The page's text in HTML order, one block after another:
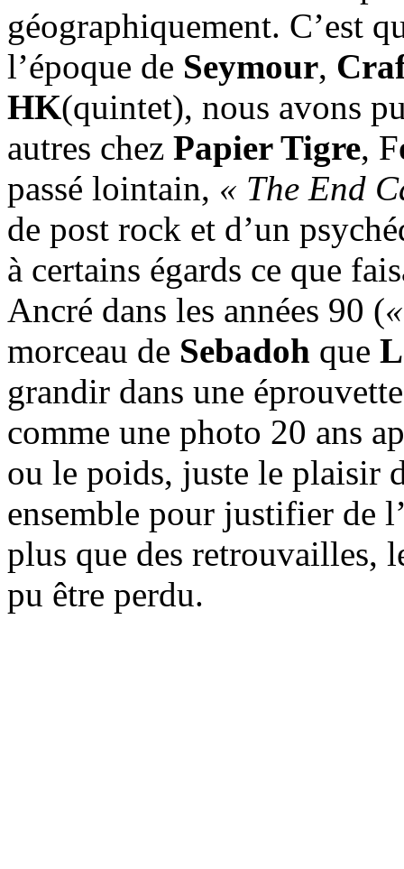
géographiquement. C’est
l’époque de Seymour,
HK(quintet), nous avons
autres chez Papier Tigre, F
passé lointain, « The End
de post rock et d’un
à certains égards ce que
Ancré dans les années 90 (
morceau de Sebadoh que
grandir dans une
comme une photo 20 ans
ou le poids, juste le plaisir
ensemble pour justifier de
plus que des retrouvailles,
pu être perdu.